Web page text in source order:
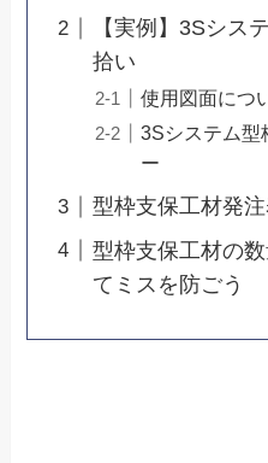
【実例】3Sシス
拾い
使用図面につ
3Sシステム型
ー
型枠支保工材発
型枠支保工材の
てミスを防ごう